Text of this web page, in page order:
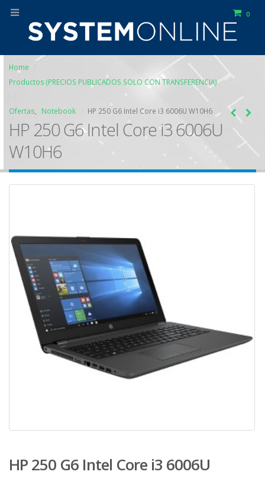
0
Home
Productos (PRECIOS PUBLICADOS SOLO CON TRANSFERENCIA)
Ofertas Notebook HP 250 G6 Intel Core i3 6006U W10H6
HP 250 G6 Intel Core i3 6006U
W10H6
HP 250 G6 Intel Core i3 6006U